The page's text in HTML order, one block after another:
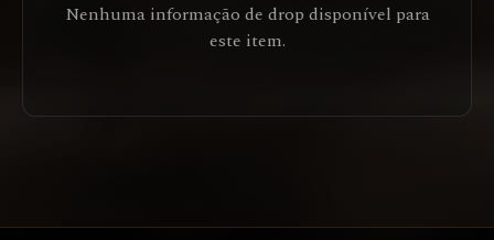
Nenhuma informação de drop disponível para
este item.